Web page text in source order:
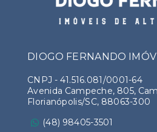
DIOGO FERNANDO
CNPJ - 41.516.081/0001-64
Avenida Campeche, 805,
Florianópolis/SC, 88063-300
(48) 98405-3501